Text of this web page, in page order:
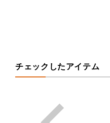
チェックしたアイテム